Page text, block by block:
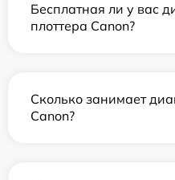
Бесплатная ли у вас
плоттера Canon?
Сколько занимает
Canon?